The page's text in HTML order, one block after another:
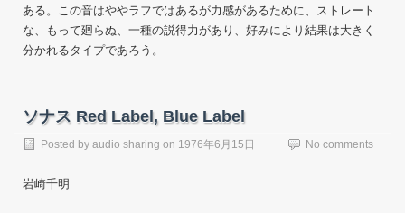
ある。この音はややラフではあるが力感があるために、ストレート
な、もって廻らぬ、一種の説得力があり、好みにより結果は大きく
分かれるタイプであろう。
ソナス Red Label, Blue Label
Posted by audio sharing on 1976年6月15日 No comments
岩崎千明